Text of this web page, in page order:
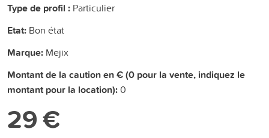
Type de profil : Particulier
Etat: Bon état
Marque: Mejix
Montant de la caution en € (0 pour la vente, indiquez le
montant pour la location):0
29 €